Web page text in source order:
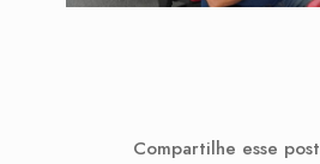
Compartilhe esse post